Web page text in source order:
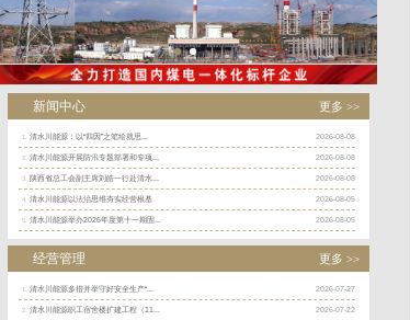
新闻中心 更多 >>
2026-08-08
1. 清水川能源：以“四因”之笔绘就思...
2026-08-08
2. 清水川能源开展防汛专题部署和专项...
2026-08-08
3. 陕西省总工会副主席刘皓一行赴清水...
2026-08-05
4. 清水川能源以法治思维夯实经营根基
2026-08-05
5. 清水川能源举办2026年度第十一期固...
经营管理 更多 >>
2026-07-27
1. 清水川能源多措并举守好安全生产“...
2026-07-22
2. 清水川能源职工宿舍楼扩建工程（11...